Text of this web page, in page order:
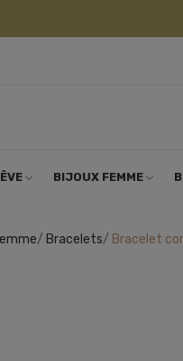
BIJOUX FEMME
Bracelets Bracelet